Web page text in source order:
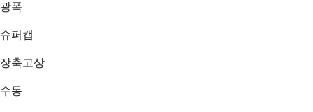
광폭
슈퍼캡
장축고상
수동